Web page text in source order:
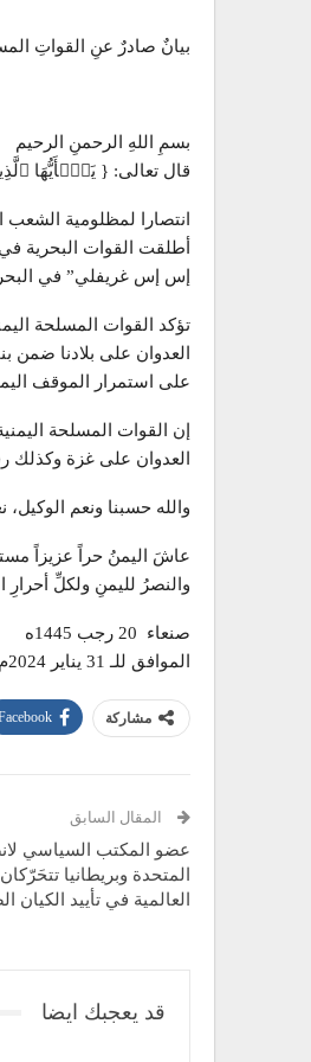
بيانٌ صادرٌ عنِ القواتِ
بسمِ اللهِ الرحمنِ الرحيم
قال تعالى: { یَـٰۤأَیُّهَا
انتصارا لمظلومية
أطلقت القوات البحرية
إس إس غريفلي” في
تؤكد القوات المسلحة
العدوان على بلادنا ضمن
على استمرار الموقف
إن القوات المسلحة
العدوان على غزة وكذلك
والله حسبنا ونعم الوكيل،
عاشَ اليمنُ حراً عزيزاً
والنصرُ لليمنِ ولكلِّ أحرارِ
صنعاء 20 رجب 1445ه
الموافق للـ 31 يناير 2024م
مشاركة
المقال السابق
عضو المكتب السياسي
المتحدة وبريطانيا
العالمية في تأييد
قد يعجبك ايضا